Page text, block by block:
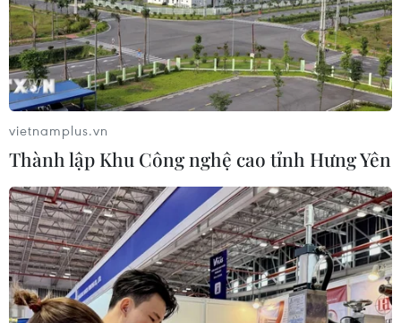
vietnamplus.vn
Thành lập Khu Công nghệ cao tỉnh Hưng Yên